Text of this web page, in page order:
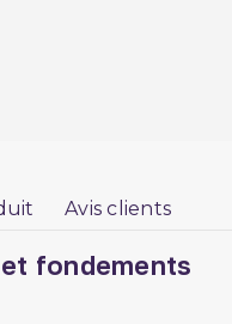
Avis clients
fondements